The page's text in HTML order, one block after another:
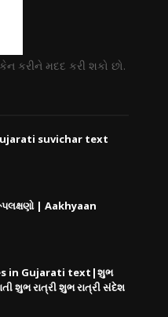
કરીને મદદ કરી શકો છો.
suvichar text
| Aakhyaan
in Gujarati text|શુભ
શુભ રાત્રી શુભ રાત્રી સંદેશ